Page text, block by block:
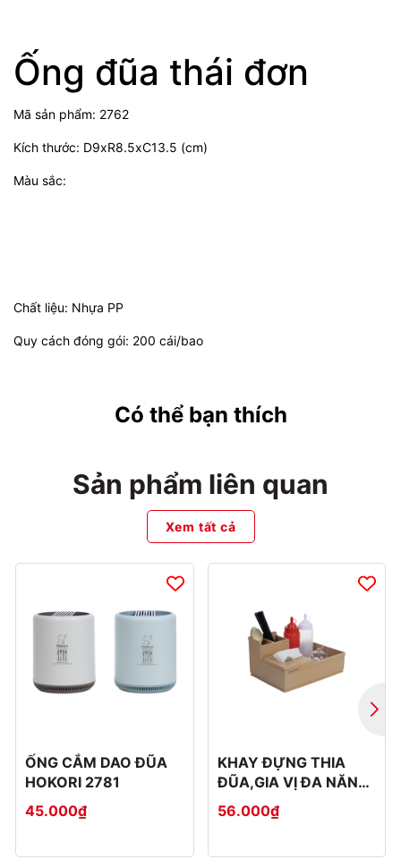
Ống đũa thái đơn
Mã sản phẩm: 2762
Kích thước: D9xR8.5xC13.5 (cm)
Màu sắc:
Chất liệu: Nhựa PP
Quy cách đóng gói: 200 cái/bao
Có thể bạn thích
Sản phẩm liên quan
Xem tất cả
ỐNG CẮM DAO ĐŨA
HOKORI 2781
45.000₫
KHAY ĐỰNG THIA
ĐŨA,GIA VỊ ĐA NĂNG
5633
56.000₫